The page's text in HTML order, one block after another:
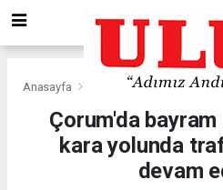
Anasayfa Gündem
Çorum'da
kara yolunda
devam